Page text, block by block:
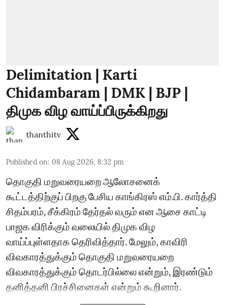
Delimitation | Karti
Chidambaram | DMK | BJP |
திமுக விழ வாய்ப்பிருக்கிறது
thanthitv
Published on: 08 Aug 2026, 8:32 pm
தொகுதி மறுவரையறை ஆலோசனைக்
கூட்டத்திற்குப் பிறகு பேசிய காங்கிரஸ் எம்.பி. கார்த்தி
சிதம்பரம், சீக்கிரம் தேர்தல் வரும் என ஆசை காட்டி
பாஜக விரிக்கும் வலையில் திமுக விழ
வாய்ப்புள்ளதாக தெரிவித்தார். மேலும், காவிரி
விவகாரத்துக்கும் தொகுதி மறுவரையறை
விவகாரத்துக்கும் தொடர்பில்லை என்றும், இரண்டும்
தனித்தனி பிரச்சினைகள் என்றும் கூறினார்.